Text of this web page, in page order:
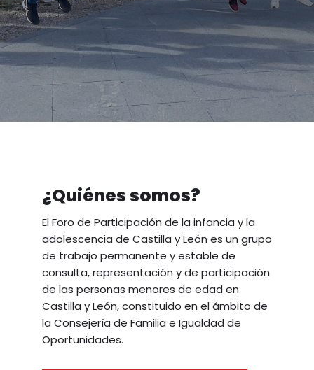
¿Quiénes somos?
El Foro de Participación de la infancia y la
adolescencia de Castilla y León es un grupo
de trabajo permanente y estable de
consulta, representación y de participación
de las personas menores de edad en
Castilla y León, constituido en el ámbito de
la Consejería de Familia e Igualdad de
Oportunidades.